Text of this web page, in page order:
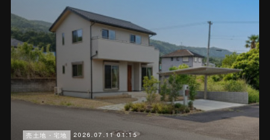
売土地・宅地 2026.07.11 01:15